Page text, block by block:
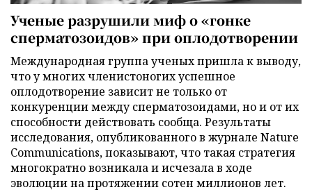
Ученые разрушили миф о «гонке
сперматозоидов» при оплодотворении
Международная группа ученых пришла к выводу,
что у многих членистоногих успешное
оплодотворение зависит не только от
конкуренции между сперматозоидами, но и от их
способности действовать сообща. Результаты
исследования, опубликованного в журнале Nature
Communications, показывают, что такая стратегия
многократно возникала и исчезала в ходе
эволюции на протяжении сотен миллионов лет.